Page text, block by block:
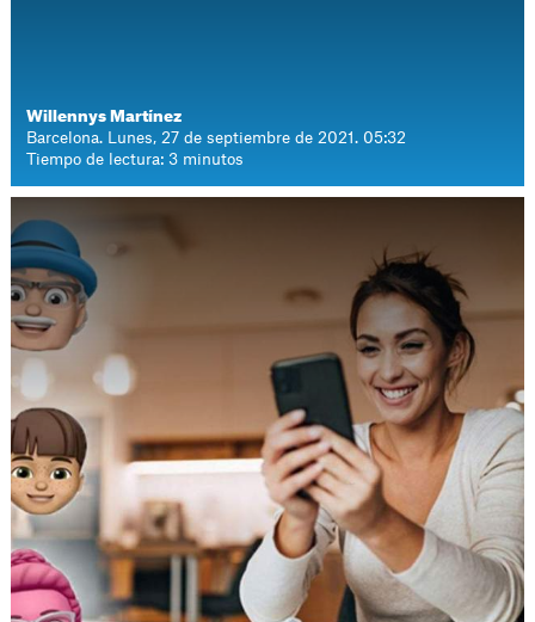
Willennys Martínez
Barcelona. Lunes, 27 de septiembre de 2021. 05:32
Tiempo de lectura: 3 minutos